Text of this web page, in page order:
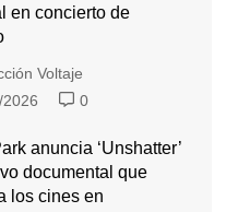
en concierto de
Voltaje
0
anuncia ‘Unshatter’
documental que
los cines en